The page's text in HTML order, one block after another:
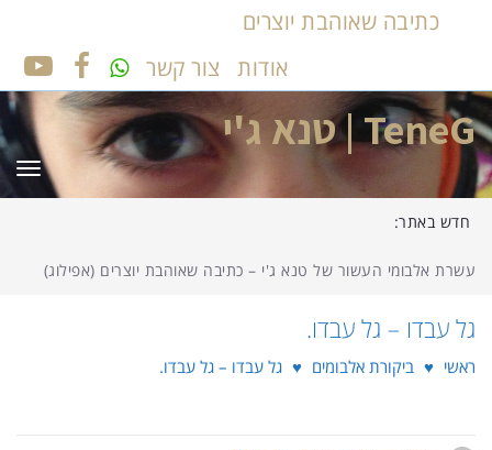
כתיבה שאוהבת יוצרים
אודות
צור קשר
TeneG | טנא ג'י
חדש באתר:
עשרת אלבומי העשור של טנא ג'י – כתיבה שאוהבת יוצרים (אפילוג)
גל עבדו – גל עבדו.
ראשי ♥ ביקורת אלבומים ♥ גל עבדו – גל עבדו.